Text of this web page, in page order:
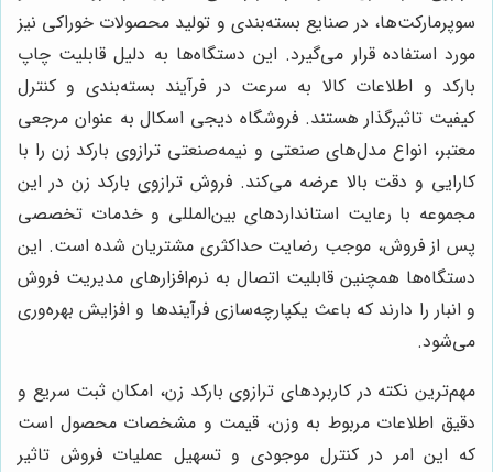
سوپرمارکت‌ها، در صنایع بسته‌بندی و تولید محصولات خوراکی نیز
مورد استفاده قرار می‌گیرد. این دستگاه‌ها به دلیل قابلیت چاپ
بارکد و اطلاعات کالا به سرعت در فرآیند بسته‌بندی و کنترل
کیفیت تاثیرگذار هستند. فروشگاه دیجی اسکال به عنوان مرجعی
معتبر، انواع مدل‌های صنعتی و نیمه‌صنعتی ترازوی بارکد زن را با
کارایی و دقت بالا عرضه می‌کند. فروش ترازوی بارکد زن در این
مجموعه با رعایت استانداردهای بین‌المللی و خدمات تخصصی
پس از فروش، موجب رضایت حداکثری مشتریان شده است. این
دستگاه‌ها همچنین قابلیت اتصال به نرم‌افزارهای مدیریت فروش
و انبار را دارند که باعث یکپارچه‌سازی فرآیندها و افزایش بهره‌وری
می‌شود.
مهم‌ترین نکته در کاربردهای ترازوی بارکد زن، امکان ثبت سریع و
دقیق اطلاعات مربوط به وزن، قیمت و مشخصات محصول است
که این امر در کنترل موجودی و تسهیل عملیات فروش تاثیر